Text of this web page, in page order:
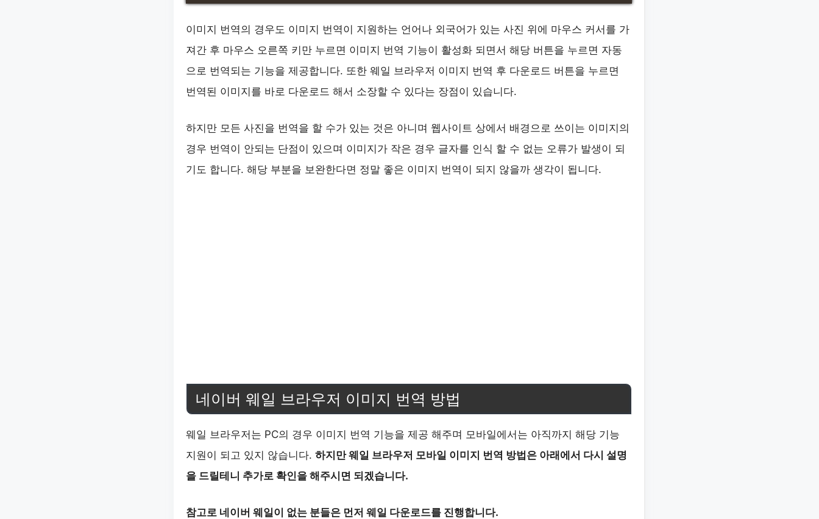
이미지 번역의 경우도 이미지 번역이 지원하는 언어나 외국어가 있는 사진 위에 마우스 커서를 가
져간 후 마우스 오른쪽 키만 누르면 이미지 번역 기능이 활성화 되면서 해당 버튼을 누르면 자동
으로 번역되는 기능을 제공합니다. 또한 웨일 브라우저 이미지 번역 후 다운로드 버튼을 누르면
번역된 이미지를 바로 다운로드 해서 소장할 수 있다는 장점이 있습니다.
하지만 모든 사진을 번역을 할 수가 있는 것은 아니며 웹사이트 상에서 배경으로 쓰이는 이미지의
경우 번역이 안되는 단점이 있으며 이미지가 작은 경우 글자를 인식 할 수 없는 오류가 발생이 되
기도 합니다. 해당 부분을 보완한다면 정말 좋은 이미지 번역이 되지 않을까 생각이 됩니다.
네이버 웨일 브라우저 이미지 번역 방법
웨일 브라우저는 PC의 경우 이미지 번역 기능을 제공 해주며 모바일에서는 아직까지 해당 기능
지원이 되고 있지 않습니다. 하지만 웨일 브라우저 모바일 이미지 번역 방법은 아래에서 다시 설명
을 드릴테니 추가로 확인을 해주시면 되겠습니다.
참고로 네이버 웨일이 없는 분들은 먼저 웨일 다운로드를 진행합니다.